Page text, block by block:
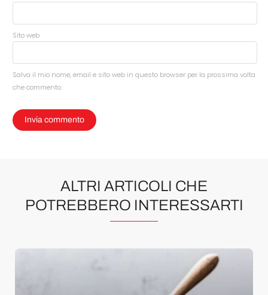
Sito web
Salva il mio nome, email e sito web in questo browser per la prossima volta
che commento.
ALTRI ARTICOLI CHE
POTREBBERO INTERESSARTI